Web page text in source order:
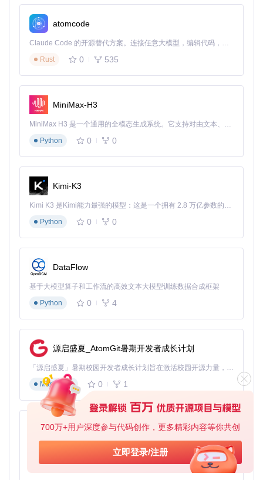
700万+用户深度参与代码创作，更多精彩内容等你共创
立即登录/注册
atomcode
Claude Code 的开源替代方案。连接任意大模型，编辑代码，运行命令，自动验证 — 全自动执行。用 Rust 构建，极致性能。 ｜ An open-source alternative to Claude Code. Connect any LLM, edit code, run commands, and verify changes — autonomously. Built in Rust for speed. Get Started
Rust
0 535
MiniMax-H3
MiniMax H3 是一个通用的全模态生成系统。它支持对由文本、图像、视频和音频组成的多模态上下文进行统一理解，并能生成分辨率高达 2K、时长可达 15 秒的带原生立体声音频的视频。得益于面向任务泛化的系统设计，H3 在预训练阶段就已具备广泛的多模态上下文理解与生成能力，能够出色地执行复杂的多模态指令。
Python
0 0
Kimi-K3
Kimi K3 是Kimi能力最强的模型：这是一个拥有 2.8 万亿参数的混合专家（MoE）模型，具备原生视觉理解能力，并支持 100 万 token 的上下文窗口。
Python
0 0
DataFlow
基于大模型算子和工作流的高效文本大模型训练数据合成框架
Python
0 4
源启盛夏_AtomGit暑期开发者成长计划
「源启盛夏」暑期校园开发者成长计划旨在激活校园开源力量，通过积分激励、认证扶持、资源倾斜等形式，引导高校组织和开发者完成「入驻 — 建项目 — 做贡献 — 获认证 — 得资源」的完整闭环。无论你是想带领社团入驻平台的组织者，还是希望用代码贡献证明自己的开发者，都能在这里找到属于你的成长路径。
Markdown
0 1
py-xiaozhi
基于Python的Xiaozhi AI，适用于想要完整Xiaozhi体验而无需拥有专用硬件的用户。
Python
0 1